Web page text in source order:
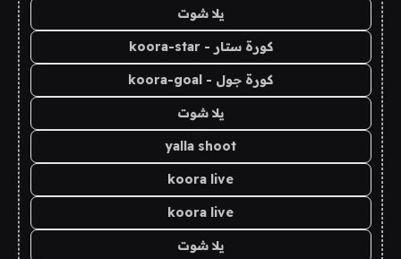
يلا شوت
كورة ستار - koora-star
كورة جول - koora-goal
يلا شوت
yalla shoot
koora live
koora live
يلا شوت